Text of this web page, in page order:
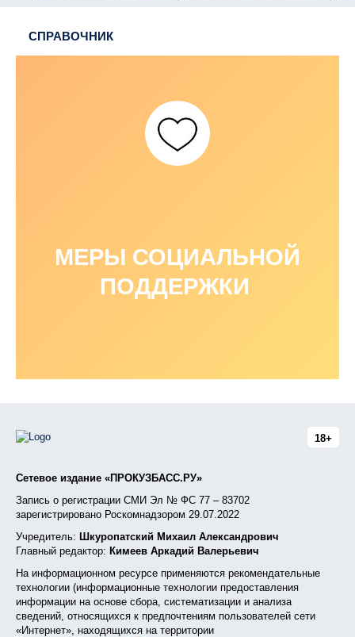
СПРАВОЧНИК
МЕРЫ СОЦИАЛЬНОЙ
ПОДДЕРЖКИ
18+
Сетевое издание «ПРОКУЗБАСС.РУ»
Запись о регистрации СМИ Эл № ФС 77 – 83702
зарегистрировано Роскомнадзором 29.07.2022
Учредитель: Шкуропатский Михаил Александрович
Главный редактор: Кимеев Аркадий Валерьевич
На информационном ресурсе применяются рекомендательные
технологии (информационные технологии предоставления
информации на основе сбора, систематизации и анализа
сведений, относящихся к предпочтениям пользователей сети
«Интернет», находящихся на территории